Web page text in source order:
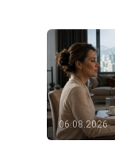
06.08.2026